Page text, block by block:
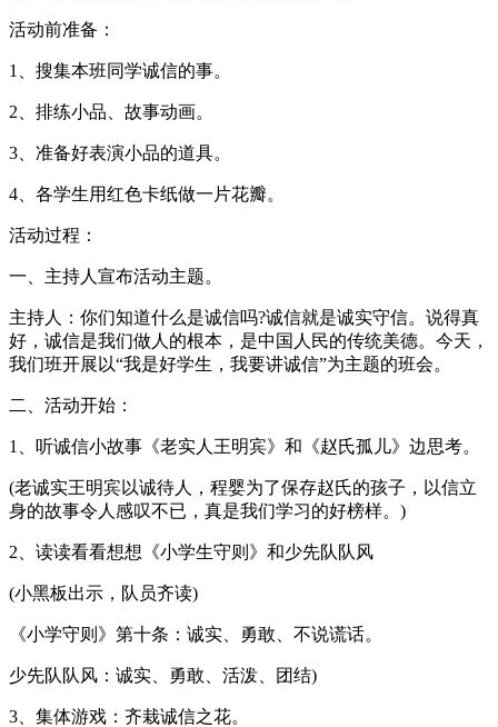
活动前准备：
1、搜集本班同学诚信的事。
2、排练小品、故事动画。
3、准备好表演小品的道具。
4、各学生用红色卡纸做一片花瓣。
活动过程：
一、主持人宣布活动主题。
主持人：你们知道什么是诚信吗?诚信就是诚实守信。说得真
好，诚信是我们做人的根本，是中国人民的传统美德。今天，
我们班开展以“我是好学生，我要讲诚信”为主题的班会。
二、活动开始：
1、听诚信小故事《老实人王明宾》和《赵氏孤儿》边思考。
(老诚实王明宾以诚待人，程婴为了保存赵氏的孩子，以信立
身的故事令人感叹不已，真是我们学习的好榜样。)
2、读读看看想想《小学生守则》和少先队队风
(小黑板出示，队员齐读)
《小学守则》第十条：诚实、勇敢、不说谎话。
少先队队风：诚实、勇敢、活泼、团结)
3、集体游戏：齐栽诚信之花。